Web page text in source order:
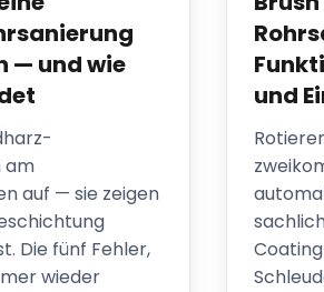
— und wie
am
auf — sie zeigen
Die fünf Fehler,
wieder
und